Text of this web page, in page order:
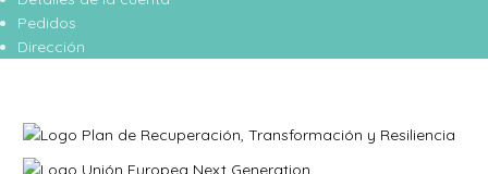
Pedidos
Dirección